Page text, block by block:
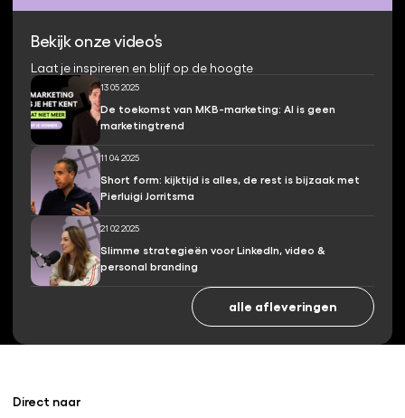
Bekijk onze video’s
Laat je inspireren en blijf op de hoogte
13 05 2025
De toekomst van MKB-marketing: AI is geen
marketingtrend
11 04 2025
Short form: kijktijd is alles, de rest is bijzaak met
Pierluigi Jorritsma
21 02 2025
Slimme strategieën voor LinkedIn, video &
personal branding
alle afleveringen
Direct naar